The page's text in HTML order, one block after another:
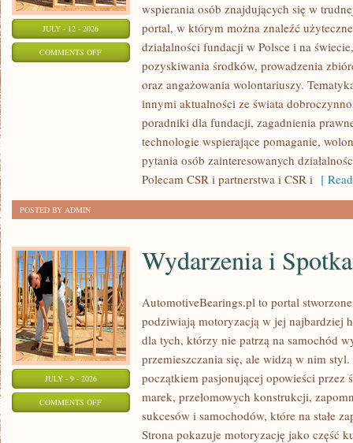
JULY - 12 - 2026
COMMENTS OFFON
PUBLICZNE
wspierania osób znajdujących się w
portal, w którym można znaleźć
działalności fundacji w Polsce i na
pozyskiwania środków, prowadzenia
oraz angażowania wolontariuszy.
innymi aktualności ze świata
poradniki dla fundacji, zagadnienia
technologie wspierające pomaganie,
pytania osób zainteresowanych
Polecam CSR i partnerstwa i CSR i [
POSTED BY ADMIN
JULY - 9 - 2026
COMMENTS OFFON
WYDARZENIA
Wydarzenia i
AutomotiveBearings.pl to portal
podziwiają motoryzacją w jej najbardziej
dla tych, którzy nie patrzą na samochód
przemieszczania się, ale widzą w nim
początkiem pasjonującej opowieści przez
marek, przełomowych konstrukcji,
sukcesów i samochodów, które na stałe
Strona pokazuje motoryzację jako część